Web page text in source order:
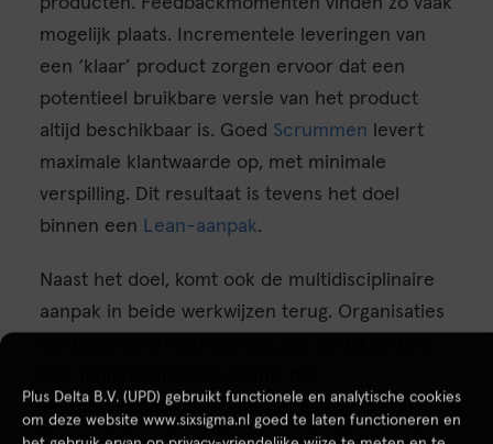
Plus Delta B.V. (UPD) gebruikt functionele en analytische cookies
om deze website www.sixsigma.nl goed te laten functioneren en
mogelijk plaats. Incrementele leveringen van
een ‘klaar’ product zorgen ervoor dat een
potentieel bruikbare versie van het product
altijd beschikbaar is. Goed Scrummen levert
maximale klantwaarde op, met minimale
verspilling. Dit resultaat is tevens het doel
binnen een Lean-aanpak.
Naast het doel, komt ook de multidisciplinaire
aanpak in beide werkwijzen terug. Organisaties
verantwoordelijk zijn voor het eindresultaat.
Tevens krijgen Lean Teams veel vrijheid in de